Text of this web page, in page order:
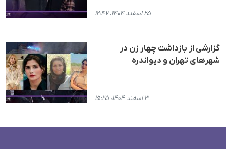
۲۵ اسفند ۱۴۰۴، ۱۲:۴۷
گزارشی از بازداشت چهار زن در
شهرهای تهران و دیواندره
۳ اسفند ۱۴۰۴، ۱۵:۲۵